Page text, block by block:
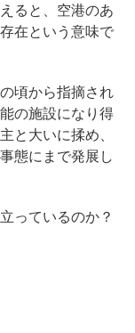
ると、空港のあ
在という意味で
頃から指摘され
の施設になり得
と大いに揉め、
態にまで発展し
っているのか？